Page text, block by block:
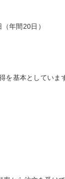
年間20日）
を基本としていま